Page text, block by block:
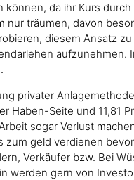
da ihr Kurs
nur träumen, davon
diesem Ansatz
privater
Haben-Seite und
sogar Verlust
geld verdienen
Verkäufer bzw. Bei
werden gern von